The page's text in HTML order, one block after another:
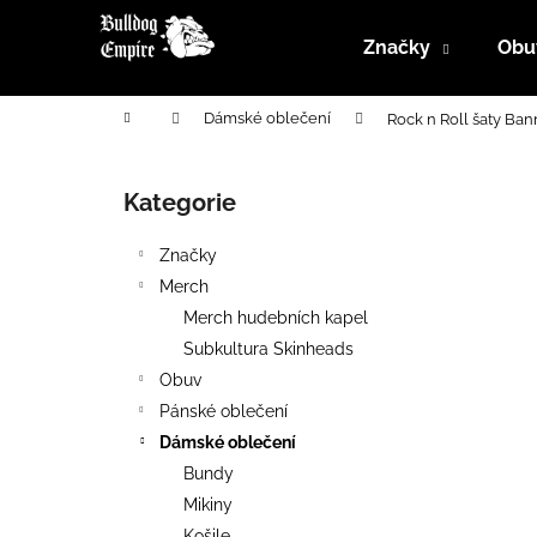
Značky
Domů Dámské oblečení Rock n Roll šaty
Přeskočit
kategorie
Kategorie
Značky
Merch
Merch hudebních kapel
Subkultura Skinheads
Obuv
Pánské oblečení
Dámské oblečení
Bundy
Mikiny
í
Zpět
do
Zpět
do